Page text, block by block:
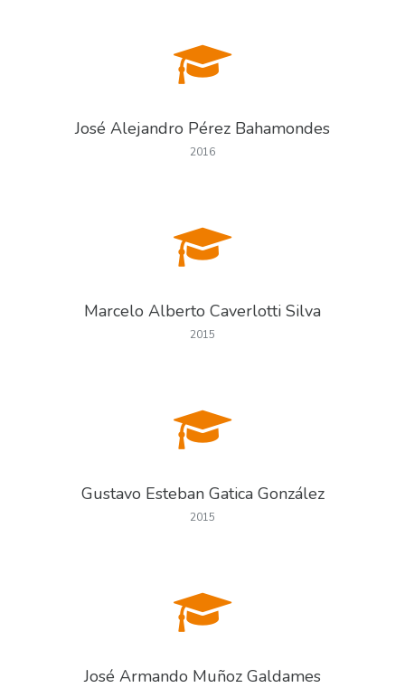
José Alejandro Pérez Bahamondes
2016
Marcelo Alberto Caverlotti Silva
2015
Gustavo Esteban Gatica González
2015
José Armando Muñoz Galdames